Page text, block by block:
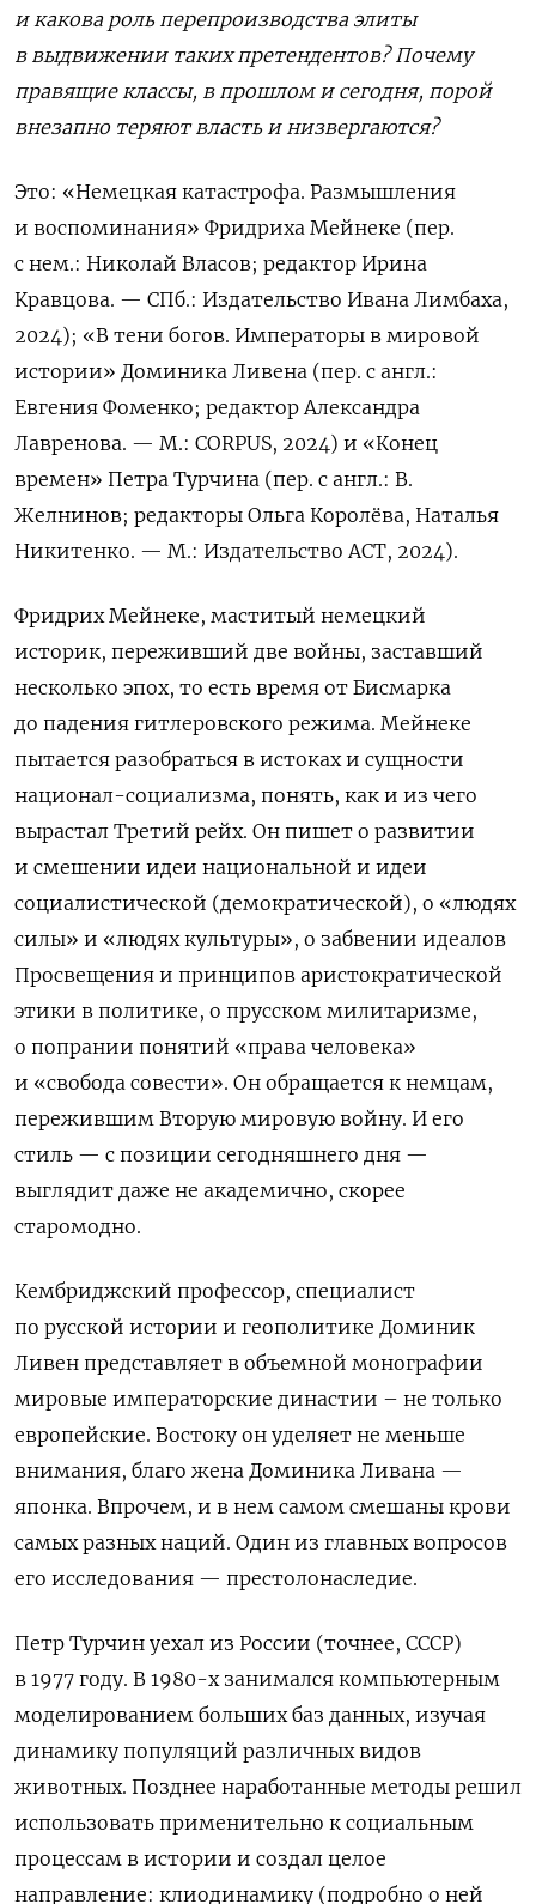
и какова роль перепроизводства элиты
в выдвижении таких претендентов? Почему
правящие классы, в прошлом и сегодня, порой
внезапно теряют власть и низвергаются?
Это: «Немецкая катастрофа. Размышления
и воспоминания» Фридриха Мейнеке (пер.
с нем.: Николай Власов; редактор Ирина
Кравцова. — СПб.: Издательство Ивана Лимбаха,
2024); «В тени богов. Императоры в мировой
истории» Доминика Ливена (пер. с англ.:
Евгения Фоменко; редактор Александра
Лавренова. — М.: CORPUS, 2024) и «Конец
времен» Петра Турчина (пер. с англ.: В.
Желнинов; редакторы Ольга Королёва, Наталья
Никитенко. — М.: Издательство АСТ, 2024).
Фридрих Мейнеке, маститый немецкий
историк, переживший две войны, заставший
несколько эпох, то есть время от Бисмарка
до падения гитлеровского режима. Мейнеке
пытается разобраться в истоках и сущности
национал-социализма, понять, как и из чего
вырастал Третий рейх. Он пишет о развитии
и смешении идеи национальной и идеи
социалистической (демократической), о «людях
силы» и «людях культуры», о забвении идеалов
Просвещения и принципов аристократической
этики в политике, о прусском милитаризме,
о попрании понятий «права человека»
и «свобода совести». Он обращается к немцам,
пережившим Вторую мировую войну. И его
стиль — с позиции сегодняшнего дня —
выглядит даже не академично, скорее
старомодно.
Кембриджский профессор, специалист
по русской истории и геополитике Доминик
Ливен представляет в объемной монографии
мировые императорские династии – не только
европейские. Востоку он уделяет не меньше
внимания, благо жена Доминика Ливана —
японка. Впрочем, и в нем самом смешаны крови
самых разных наций. Один из главных вопросов
его исследования — престолонаследие.
Петр Турчин уехал из России (точнее, СССР)
в 1977 году. В 1980-х занимался компьютерным
моделированием больших баз данных, изучая
динамику популяций различных видов
животных. Позднее наработанные методы решил
использовать применительно к социальным
процессам в истории и создал целое
направление: клиодинамику (подробно о ней